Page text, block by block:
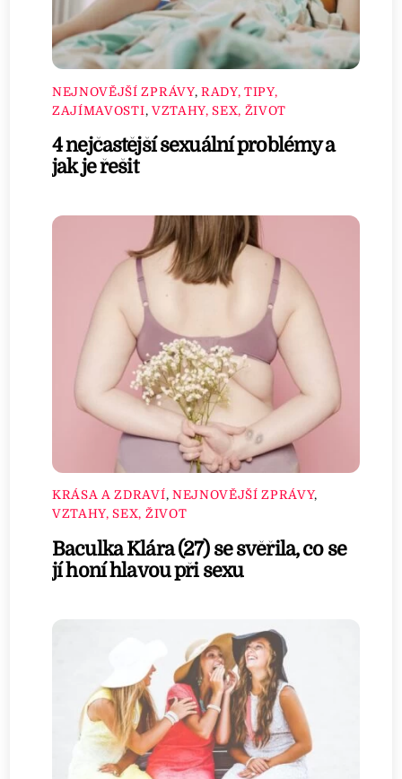
NEJNOVĚJŠÍ ZPRÁVY, RADY, TIPY,
ZAJÍMAVOSTI, VZTAHY, SEX, ŽIVOT
4 nejčastější sexuální problémy a
jak je řešit
KRÁSA A ZDRAVÍ, NEJNOVĚJŠÍ ZPRÁVY,
VZTAHY, SEX, ŽIVOT
Baculka Klára (27) se svěřila, co se
jí honí hlavou při sexu